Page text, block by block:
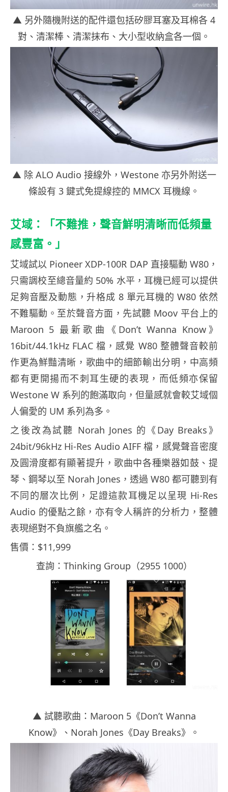
▲ 另外隨機附送的配件還包括矽膠耳塞及耳棉各 4
對、清潔棒、清潔抹布、大小型收納盒各一個。
▲ 除 ALO Audio 接線外，Westone 亦另外附送一
條設有 3 鍵式免提線控的 MMCX 耳機線。
艾域：「不難推，聲音鮮明清晰而低頻量
感豐富。」
艾域試以 Pioneer XDP-100R DAP 直接驅動 W80，
只需調校至總音量約 50% 水平，耳機已經可以提供
足夠音壓及動態，升格成 8 單元耳機的 W80 依然
不難驅動。至於聲音方面，先試聽 Moov 平台上的
Maroon 5 最新歌曲《Don’t Wanna Know》
16bit/44.1kHz FLAC 檔，感覺 W80 整體聲音較前
作更為鮮豔清晰，歌曲中的細節輸出分明，中高頻
都有更開揚而不刺耳生硬的表現，而低頻亦保留
Westone W 系列的飽滿取向，但量感就會較艾域個
人偏愛的 UM 系列為多。
之後改為試聽 Norah Jones 的《Day Breaks》
24bit/96kHz Hi-Res Audio AIFF 檔，感覺聲音密度
及圓滑度都有顯著提升，歌曲中各種樂器如鼓、提
琴、鋼琴以至 Norah Jones，透過 W80 都可聽到有
不同的層次比例，足證這款耳機足以呈現 Hi-Res
Audio 的優點之餘，亦有令人稱許的分析力，整體
表現絕對不負旗艦之名。
售價：$11,999
查詢：Thinking Group（2955 1000）
▲ 試聽歌曲：Maroon 5《Don’t Wanna
Know》、Norah Jones《Day Breaks》。